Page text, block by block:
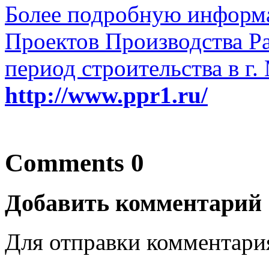
Более подробную
Проектов Производства
период строительства в
http://www.ppr1.ru/
Comments 0
Добавить комментарий
Для отправки